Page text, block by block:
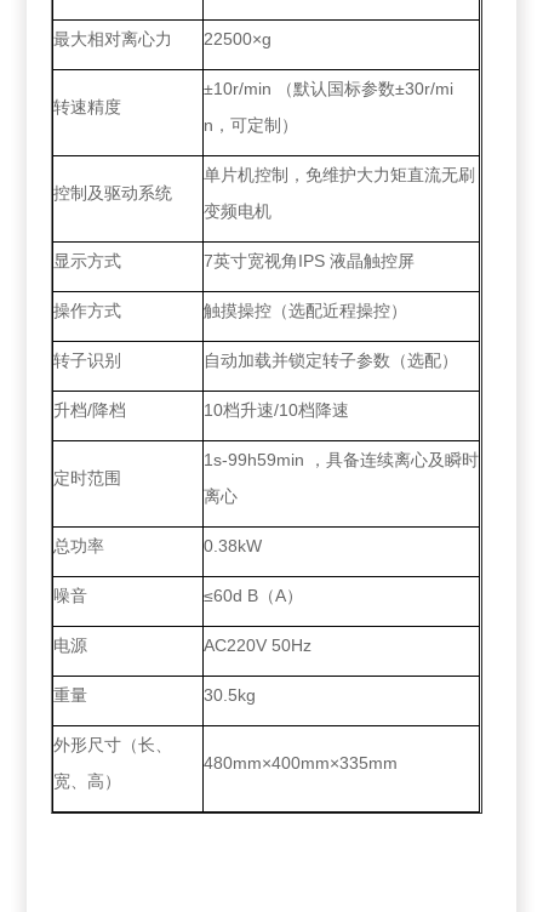
最大相对离心力 22500×g
转速精度
±10r/min （默认国标参数±30r/mi
n，可定制）
控制及驱动系统
单片机控制，免维护大力矩直流无刷
变频电机
显示方式 7英寸宽视角IPS 液晶触控屏
操作方式 触摸操控（选配近程操控）
转子识别 自动加载并锁定转子参数（选配）
升档/降档 10档升速/10档降速
定时范围
1s-99h59min ，具备连续离心及瞬时
离心
总功率 0.38kW
噪音 ≤60d B（A）
电源 AC220V 50Hz
重量 30.5kg
外形尺寸（长、
宽、高）
480mm×400mm×335mm